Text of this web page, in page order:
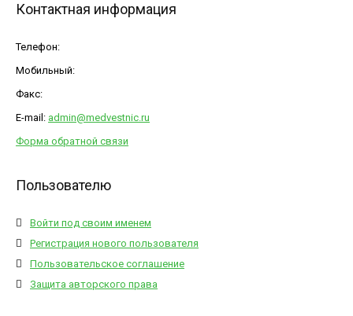
Контактная информация
Телефон:
Мобильный:
Факс:
E-mail: admin@medvestnic.ru
Форма обратной связи
Пользователю
Войти под своим именем
Регистрация нового пользователя
Пользовательское соглашение
Защита авторского права